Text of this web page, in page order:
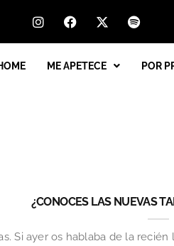
ME APETECE POR
¿CONOCES LAS NUEVAS
Si ayer os hablaba de la